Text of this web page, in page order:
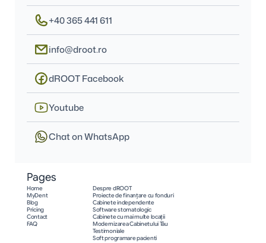
+40 365 441 611
info@droot.ro
dROOT Facebook
Youtube
Chat on WhatsApp
Pages
Home
MyDent
Blog
Pricing
Contact
FAQ
Despre dROOT
Proiecte de finanțare cu fonduri
Cabinete independente
Software stomatologic
Cabinete cu mai multe locații
Modernizarea Cabinetului Tău
Testimoniale
Soft programare pacienti